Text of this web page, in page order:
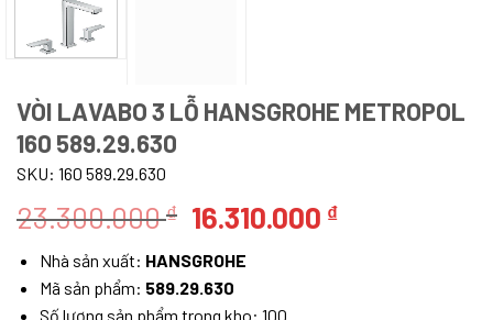
VÒI LAVABO 3 LỖ HANSGROHE METROPOL
160 589.29.630
SKU: 160 589.29.630
23.300.000₫ Giá
là:
23.300.000 ₫.
16.310.000 ₫Giá
Nhà sản xuất: HANSGROHE
Mã sản phẩm: 589.29.630
Số lượng sản phẩm trong kho: 100